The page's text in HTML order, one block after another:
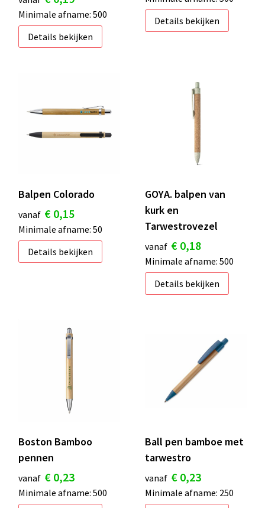
Minimale afname: 500
Details bekijken
Details bekijken
Balpen Colorado
vanaf € 0,15
Minimale afname: 50
Details bekijken
GOYA. balpen van
kurk en
Tarwestrovezel
vanaf € 0,18
Minimale afname: 500
Details bekijken
Boston Bamboo
pennen
vanaf € 0,23
Minimale afname: 500
Ball pen bamboe met
tarwestro
vanaf € 0,23
Minimale afname: 250